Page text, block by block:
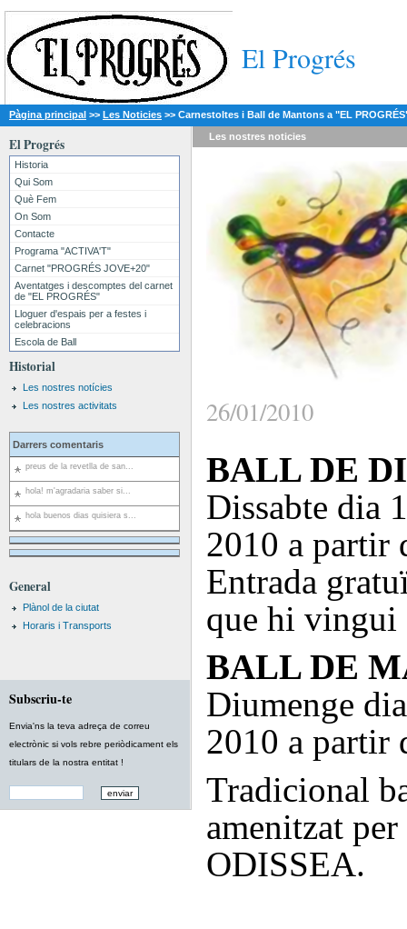
El Progrés
Pàgina principal >> Les Noticies >> Carnestoltes i Ball de Mantons a "EL
El Progrés
Historia
Qui Som
Què Fem
On Som
Contacte
Programa "ACTIVA'T"
Carnet "PROGRÉS JOVE+20"
Aventatges i descomptes del carnet
de "EL PROGRÉS"
Lloguer d'espais per a festes i
celebracions
Escola de Ball
Historial
Les nostres notícies
Les nostres activitats
Darrers comentaris
preus de la revetlla de san...
hola! m'agradaria saber si...
hola buenos dias quisiera s...
General
Plànol de la ciutat
Horaris i Transports
Subscriu-te
Envia'ns la teva adreça de correu
electrònic si vols rebre periòdicament els
titulars de la nostra entitat !
Les nostres noticies
26/01/2010
BALL DE
Dissabte dia
2010 a partir
Entrada
que hi vingui
BALL DE
Diumenge
2010 a partir
Tradicional
amenitzat
ODISSEA.